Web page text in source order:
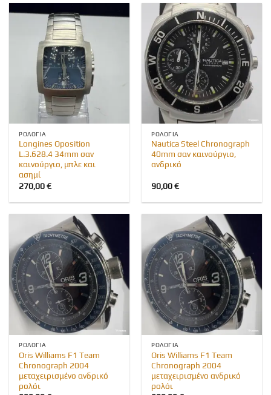
ΡΟΛΌΓΙΑ
Longines Oposition
L.3.628.4 34mm σαν
καινούργιο, μπλε και
ασημί
270,00€
ΡΟΛΌΓΙΑ
Nautica Steel Chronograph
40mm σαν καινούργιο,
ανδρικό
90,00€
ΡΟΛΌΓΙΑ
Oris Williams F1 Team
Chronograph 2004
μεταχειρισμένο ανδρικό
ρολόι
ΡΟΛΌΓΙΑ
Oris Williams F1 Team
Chronograph 2004
μεταχειρισμένο ανδρικό
ρολόι